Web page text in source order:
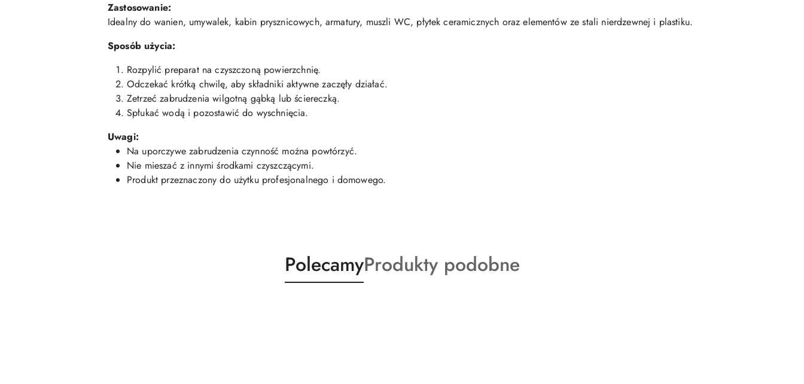
Zastosowanie:
Idealny do wanien, umywalek, kabin prysznicowych, armatury, muszli WC, płytek ceramicznych oraz elementów ze stali nierdzewnej i plastiku.
Sposób użycia:
Rozpylić preparat na czyszczoną powierzchnię.
Odczekać krótką chwilę, aby składniki aktywne zaczęły działać.
Zetrzeć zabrudzenia wilgotną gąbką lub ściereczką.
Spłukać wodą i pozostawić do wyschnięcia.
Uwagi:
Na uporczywe zabrudzenia czynność można powtórzyć.
Nie mieszać z innymi środkami czyszczącymi.
Produkt przeznaczony do użytku profesjonalnego i domowego.
Produkty
o
PolecamyProdukty
o
Produkty podobne